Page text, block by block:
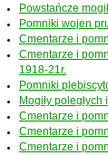
Powstańcze
Pomniki wojen
Cmentarze i
Cmentarze i
1918-21r.
Pomniki
Mogiły poległych
Cmentarze i
Cmentarze i
Cmentarze i